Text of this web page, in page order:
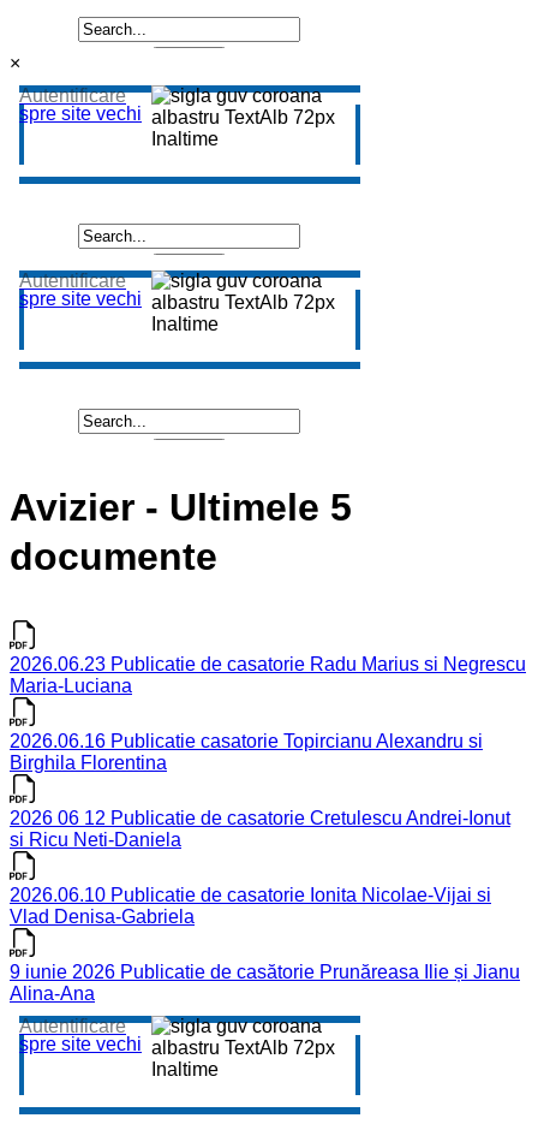
×
Avizier - Ultimele 5
documente
2026.06.23 Publicatie de casatorie Radu Marius si Negrescu
Maria-Luciana
2026.06.16 Publicatie casatorie Topircianu Alexandru si
Birghila Florentina
2026 06 12 Publicatie de casatorie Cretulescu Andrei-Ionut
si Ricu Neti-Daniela
2026.06.10 Publicatie de casatorie Ionita Nicolae-Vijai si
Vlad Denisa-Gabriela
9 iunie 2026 Publicatie de casătorie Prunăreasa Ilie și Jianu
Alina-Ana